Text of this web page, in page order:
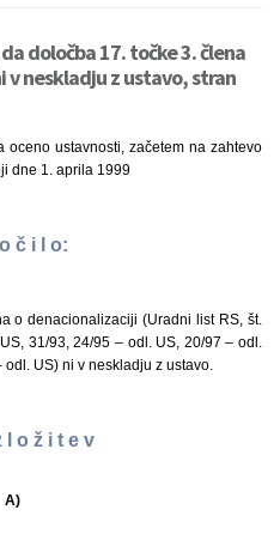
določba 17. točke 3. člena
v neskladju z ustavo, stran
oceno ustavnosti, začetem na zahtevo
dne 1. aprila 1999
č i l o:
o denacionalizaciji (Uradni list RS, št.
31/93, 24/95 – odl. US, 20/97 – odl.
US) ni v neskladju z ustavo.
l o ž i t e v
A)